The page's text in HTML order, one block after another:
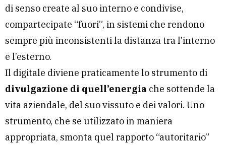
di senso create al suo interno e condivise,
compartecipate “fuori”, in sistemi che rendono
sempre più inconsistenti la distanza tra l’interno
e l’esterno.
Il digitale diviene praticamente lo strumento di
divulgazione di quell’energia che sottende la
vita aziendale, del suo vissuto e dei valori. Uno
strumento, che se utilizzato in maniera
appropriata, smonta quel rapporto “autoritario”